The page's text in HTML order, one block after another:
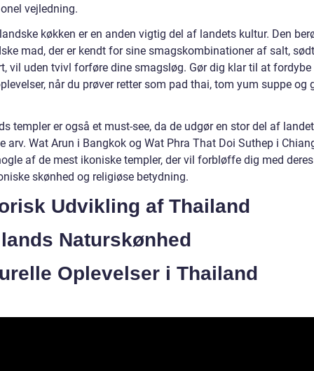
vejledning.
køkken er en anden vigtig del af landets kultur. Den
mad, der er kendt for sine smagskombinationer af salt,
vil uden tvivl forføre dine smagsløg. Gør dig klar til at fordybe
når du prøver retter som pad thai, tom yum suppe og
templer er også et must-see, da de udgør en stor del af
arv. Wat Arun i Bangkok og Wat Phra That Doi Suthep i
af de mest ikoniske templer, der vil forbløffe dig med deres
skønhed og religiøse betydning.
Udvikling af Thailand
Naturskønhed
Oplevelser i Thailand